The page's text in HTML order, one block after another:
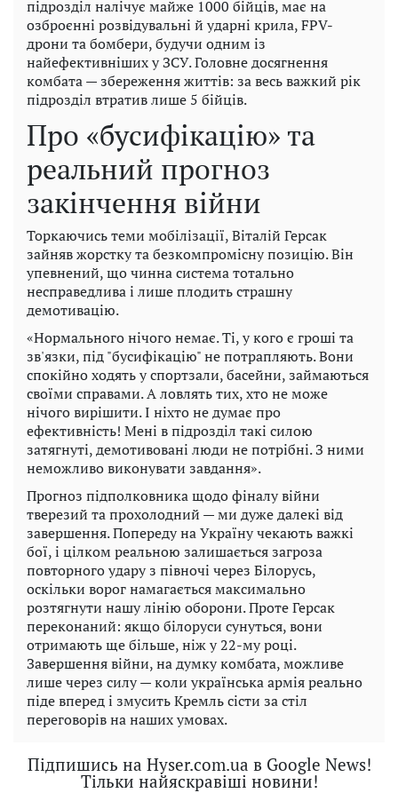
підрозділ налічує майже 1000 бійців, має на
озброєнні розвідувальні й ударні крила, FPV-
дрони та бомбери, будучи одним із
найефективніших у ЗСУ. Головне досягнення
комбата — збереження життів: за весь важкий рік
підрозділ втратив лише 5 бійців.
Про «бусифікацію» та
реальний прогноз
закінчення війни
Торкаючись теми мобілізації, Віталій Герсак
зайняв жорстку та безкомпромісну позицію. Він
упевнений, що чинна система тотально
несправедлива і лише плодить страшну
демотивацію.
«Нормального нічого немає. Ті, у кого є гроші та
зв'язки, під "бусифікацію" не потрапляють. Вони
спокійно ходять у спортзали, басейни, займаються
своїми справами. А ловлять тих, хто не може
нічого вирішити. І ніхто не думає про
ефективність! Мені в підрозділ такі силою
затягнуті, демотивовані люди не потрібні. З ними
неможливо виконувати завдання».
Прогноз підполковника щодо фіналу війни
тверезий та прохолодний — ми дуже далекі від
завершення. Попереду на Україну чекають важкі
бої, і цілком реальною залишається загроза
повторного удару з півночі через Білорусь,
оскільки ворог намагається максимально
розтягнути нашу лінію оборони. Проте Герсак
переконаний: якщо білоруси сунуться, вони
отримають ще більше, ніж у 22-му році.
Завершення війни, на думку комбата, можливе
лише через силу — коли українська армія реально
піде вперед і змусить Кремль сісти за стіл
переговорів на наших умовах.
Підпишись на Hyser.com.ua в Google News!
Тільки найяскравіші новини!